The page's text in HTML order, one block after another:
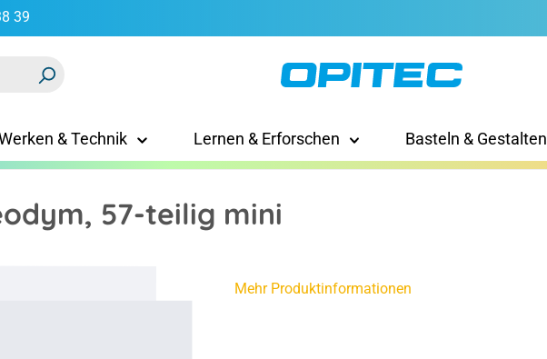
39
& Technik Lernen & Erforschen Basteln & Gestalten
57-teilig mini
Mehr Produktinformationen